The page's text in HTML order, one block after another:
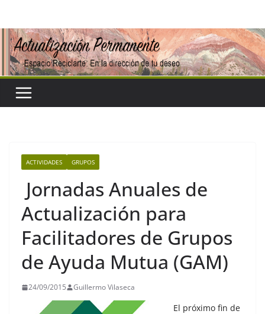
contenido
ACTIVIDADES GRUPOS
Jornadas Anuales de
Actualización para
Facilitadores de Grupos
de Ayuda Mutua (GAM)
24/09/2015 Guillermo Vilaseca
El próximo fin de